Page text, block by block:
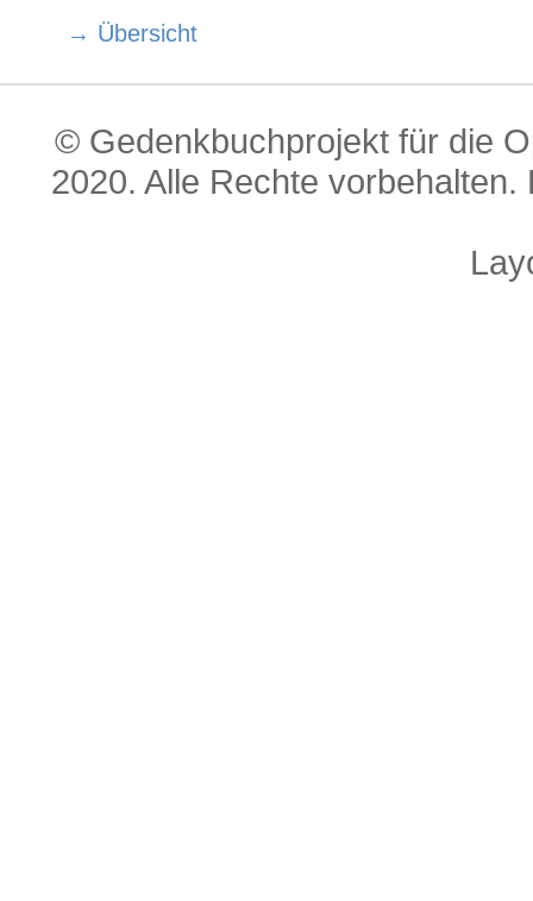
→ Übersicht
© Gedenkbuchprojekt für die
2020. Alle Rechte